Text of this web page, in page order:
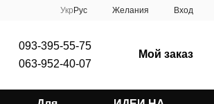
Укр Рус Желания Вход
093-395-55-75
063-952-40-07
Мой заказ